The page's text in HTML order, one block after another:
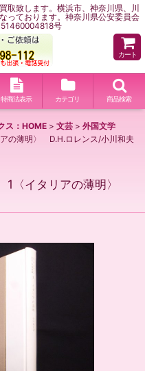
取致します。横浜市、神奈川県、川
っております。神奈川県公安委員会
号
カート
特商法表示 カテゴリ 商品検索
ス：HOME > 文芸 > 外国文学
の薄明〉 D.H.ロレンス/小川和夫
1〈イタリアの薄明〉